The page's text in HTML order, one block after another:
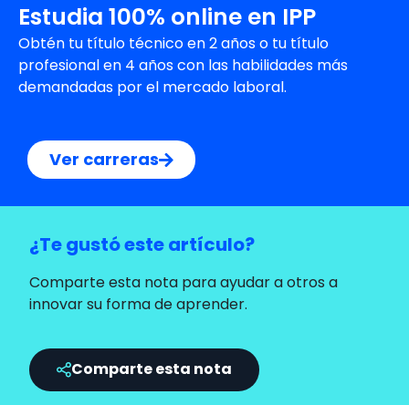
Estudia 100% online en IPP
Obtén tu título técnico en 2 años o tu título
profesional en 4 años con las habilidades más
demandadas por el mercado laboral.
Ver carreras
¿Te gustó este artículo?
Comparte esta nota para ayudar a otros a
innovar su forma de aprender.
Comparte esta nota